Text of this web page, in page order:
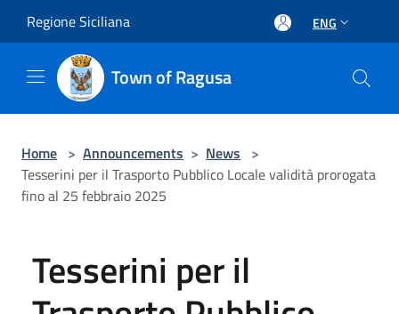
Regione Siciliana ENG
Town of Ragusa
Home > Announcements > News >
Tesserini per il Trasporto Pubblico Locale validità prorogata
fino al 25 febbraio 2025
Tesserini per il